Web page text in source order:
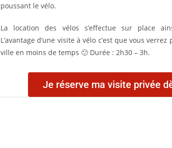
poussant le vélo.
La location des vélos s’effectue sur place
L’avantage d’une visite à vélo c’est que vous
ville en moins de temps 🙂 Durée : 2h30 – 3h.
Je réserve ma visite privée